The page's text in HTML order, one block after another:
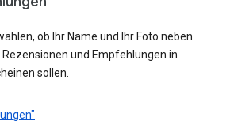
ob Ihr Name und Ihr Foto neben
und Empfehlungen in
sollen.